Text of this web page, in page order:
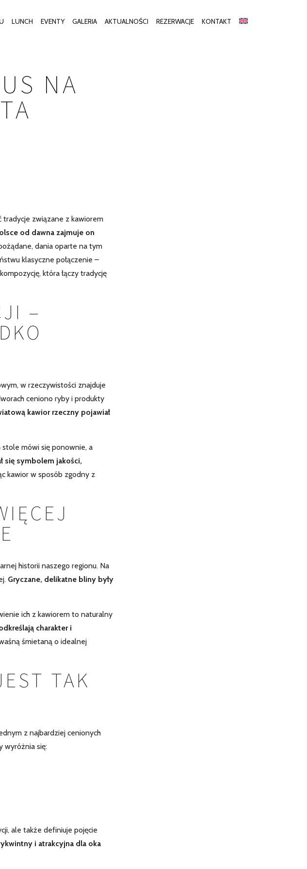
LUNCH EVENTY GALERIA AKTUALNOŚCI REZERWACJE KONTAKT
NA
tradycje związane z kawiorem
od dawna zajmuje on
dania oparte na tym
klasyczne połączenie –
która łączy tradycję
–
w rzeczywistości znajduje
ceniono ryby i produkty
kawior rzeczny pojawiał
stole mówi się ponownie, a
się symbolem jakości,
kawior w sposób zgodny z
historii naszego regionu. Na
Gryczane, delikatne bliny były
ich z kawiorem to naturalny
charakter i
śmietaną o idealnej
TAK
z najbardziej cenionych
wyróżnia się:
ale także definiuje pojęcie
i atrakcyjna dla oka